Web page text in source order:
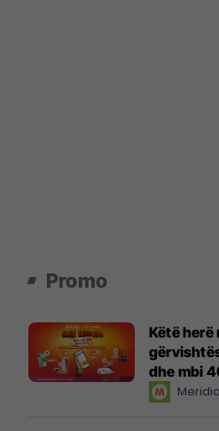
Promo
Këtë herë
dhe mbi
instant!